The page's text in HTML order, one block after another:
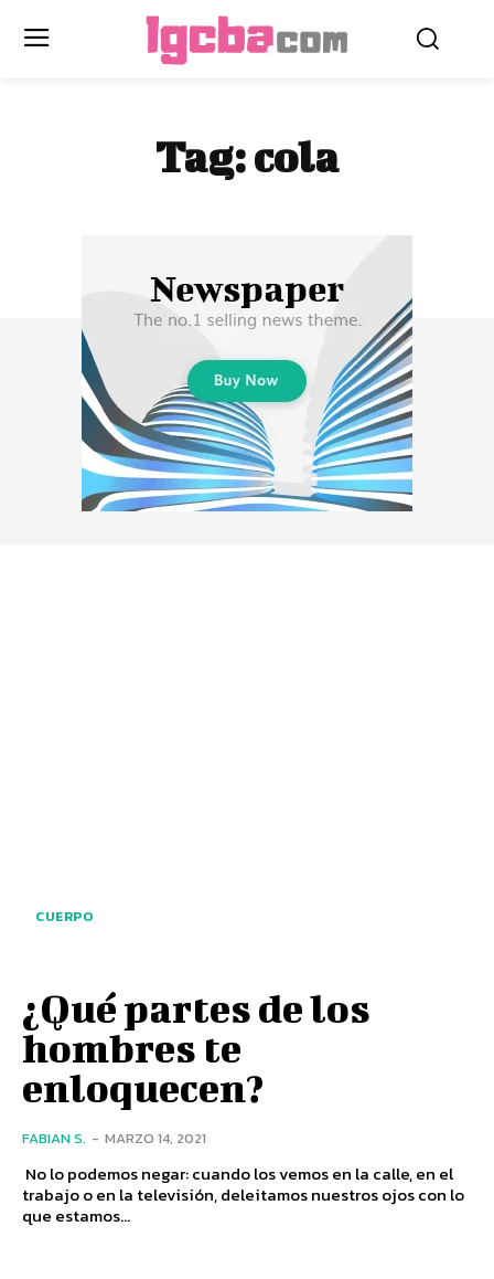
Tag:cola
CUERPO
¿Qué partes de los
hombres te
enloquecen?
FABIAN S. - MARZO 14, 2021
No lo podemos negar: cuando los vemos en la calle, en el
trabajo o en la televisión, deleitamos nuestros ojos con lo
que estamos...